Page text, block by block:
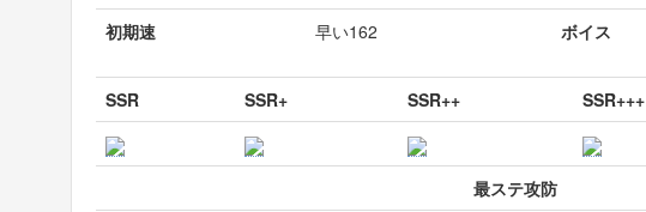
初期速
早い162 ボイス
SSR SSR+ SSR++ SSR+++
最ステ攻防